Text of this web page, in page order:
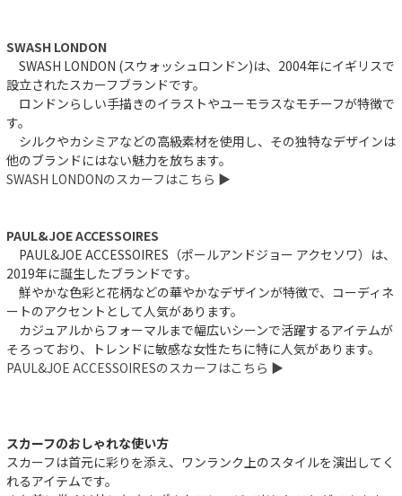
SWASH LONDON
SWASH LONDON (スウォッシュロンドン)は、2004年にイギリスで
設立されたスカーフブランドです。
ロンドンらしい手描きのイラストやユーモラスなモチーフが特徴で
す。
シルクやカシミアなどの高級素材を使用し、その独特なデザインは
他のブランドにはない魅力を放ちます。
SWASH LONDONのスカーフはこちら ▶︎
PAUL&JOE ACCESSOIRES
PAUL&JOE ACCESSOIRES（ポールアンドジョー アクセソワ）は、
2019年に誕生したブランドです。
鮮やかな色彩と花柄などの華やかなデザインが特徴で、コーディネ
ートのアクセントとして人気があります。
カジュアルからフォーマルまで幅広いシーンで活躍するアイテムが
そろっており、トレンドに敏感な女性たちに特に人気があります。
PAUL&JOE ACCESSOIRESのスカーフはこちら ▶︎
スカーフのおしゃれな使い方
スカーフは首元に彩りを添え、ワンランク上のスタイルを演出してく
れるアイテムです。